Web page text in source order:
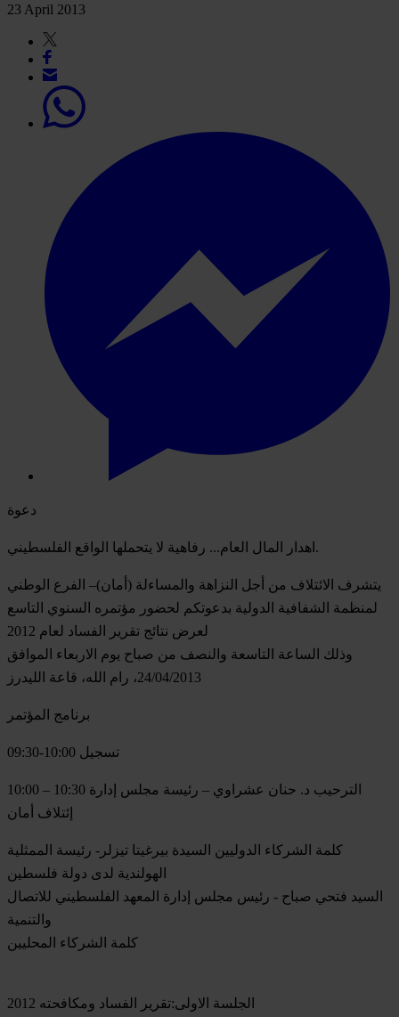
23 April 2013
دعوة
اهدار المال العام... رفاهية لا يتحملها الواقع الفلسطيني.
يتشرف الائتلاف من أجل النزاهة والمساءلة (أمان)– الفرع الوطني
لمنظمة الشفافية الدولية بدعوتكم لحضور مؤتمره السنوي التاسع
لعرض نتائج تقرير الفساد لعام 2012
وذلك الساعة التاسعة والنصف من صباح يوم الاربعاء الموافق
24/04/2013، رام الله، قاعة الليدرز
برنامج المؤتمر
09:30-10:00 تسجيل
10:00 – 10:30 الترحيب د. حنان عشراوي – رئيسة مجلس إدارة
إئتلاف أمان
كلمة الشركاء الدوليين السيدة بيرغيتا تيزلر- رئيسة الممثلية
الهولندية لدى دولة فلسطين
السيد فتحي صباح - رئيس مجلس إدارة المعهد الفلسطيني للاتصال
والتنمية
كلمة الشركاء المحليين
الجلسة الاولى:تقرير الفساد ومكافحته 2012